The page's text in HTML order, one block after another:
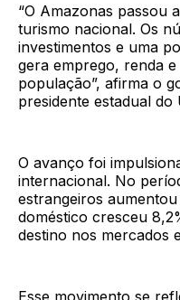
“O Amazonas passou
turismo nacional. Os
investimentos e uma
gera emprego, renda
população”, afirma o
presidente estadual do
O avanço foi
internacional. No
estrangeiros
doméstico cresceu
destino nos mercados
Esse movimento se